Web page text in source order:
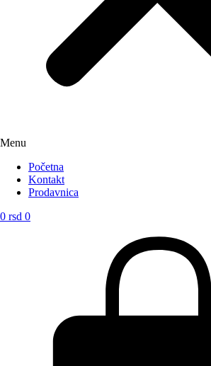
Menu
Početna
Kontakt
Prodavnica
0 rsd 0